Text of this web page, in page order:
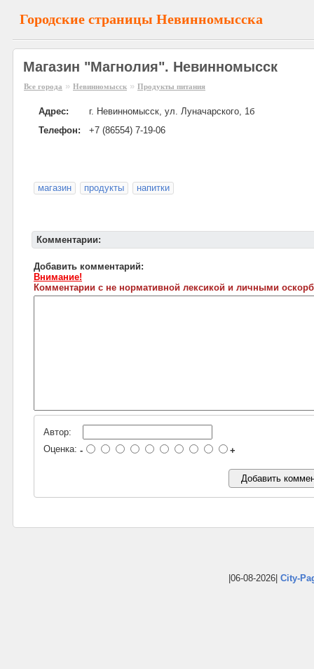
Городские страницы Невинномысска
Магазин "Магнолия". Невинномысск
Все города » Невинномысск » Продукты питания
Адрес:
г. Невинномысск, ул. Луначарского, 1б
Телефон:
+7 (86554) 7-19-06
магазин продукты напитки
Комментарии:
Добавить комментарий:
Внимание!
Комментарии с не нормативной лексикой и личными
Автор:
Оценка: - +
|06-08-2026| City-